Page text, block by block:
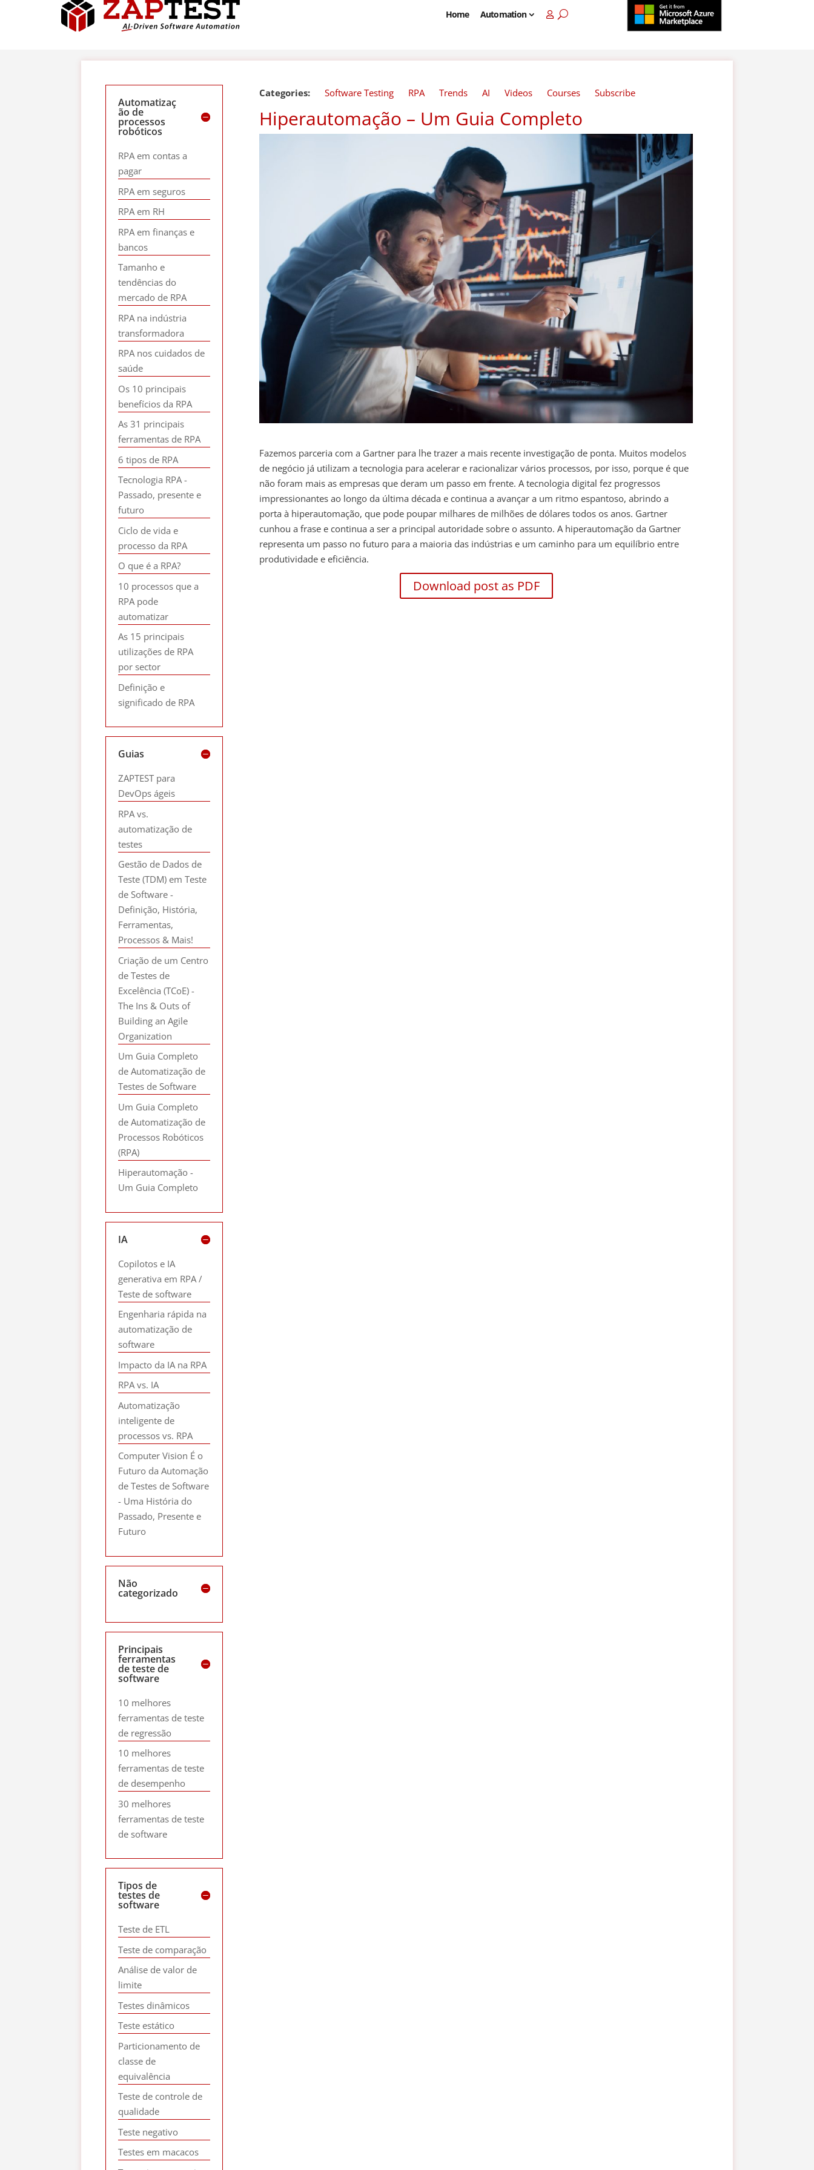
Home Automation
Categories: Software Testing RPA Trends AI Videos Courses Subscribe
Hiperautomação – Um Guia Completo
Fazemos parceria com a Gartner para lhe trazer a mais recente investigação de ponta. Muitos modelos
de negócio já utilizam a tecnologia para acelerar e racionalizar vários processos, por isso, porque é que
não foram mais as empresas que deram um passo em frente. A tecnologia digital fez progressos
impressionantes ao longo da última década e continua a avançar a um ritmo espantoso, abrindo a
porta à hiperautomação, que pode poupar milhares de milhões de dólares todos os anos. Gartner
cunhou a frase e continua a ser a principal autoridade sobre o assunto. A hiperautomação da Gartner
representa um passo no futuro para a maioria das indústrias e um caminho para um equilíbrio entre
produtividade e eficiência.
Download post as PDF
Automatizaç
ão de
processos
robóticos
RPA em contas a
pagar
RPA em seguros
RPA em RH
RPA em finanças e
bancos
Tamanho e
tendências do
mercado de RPA
RPA na indústria
transformadora
RPA nos cuidados de
saúde
Os 10 principais
benefícios da RPA
As 31 principais
ferramentas de RPA
6 tipos de RPA
Tecnologia RPA -
Passado, presente e
futuro
Ciclo de vida e
processo da RPA
O que é a RPA?
10 processos que a
RPA pode
automatizar
As 15 principais
utilizações de RPA
por sector
Definição e
significado de RPA
Guias
ZAPTEST para
DevOps ágeis
RPA vs.
automatização de
testes
Gestão de Dados de
Teste (TDM) em Teste
de Software -
Definição, História,
Ferramentas,
Processos & Mais!
Criação de um Centro
de Testes de
Excelência (TCoE) -
The Ins & Outs of
Building an Agile
Organization
Um Guia Completo
de Automatização de
Testes de Software
Um Guia Completo
de Automatização de
Processos Robóticos
(RPA)
Hiperautomação -
Um Guia Completo
IA
Copilotos e IA
generativa em RPA /
Teste de software
Engenharia rápida na
automatização de
software
Impacto da IA na RPA
RPA vs. IA
Automatização
inteligente de
processos vs. RPA
Computer Vision É o
Futuro da Automação
de Testes de Software
- Uma História do
Passado, Presente e
Futuro
Não
categorizado
Principais
ferramentas
de teste de
software
10 melhores
ferramentas de teste
de regressão
10 melhores
ferramentas de teste
de desempenho
30 melhores
ferramentas de teste
de software
Tipos de
testes de
software
Teste de ETL
Teste de comparação
Análise de valor de
limite
Testes dinâmicos
Teste estático
Particionamento de
classe de
equivalência
Teste de controle de
qualidade
Teste negativo
Testes em macacos